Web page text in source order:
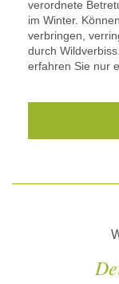
verordnete
im Winter.
verbringen,
durch
erfahren Sie nur